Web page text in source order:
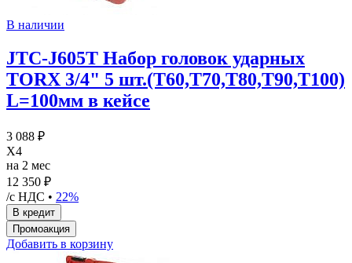
В наличии
JTC-J605T Набор головок ударных
TORX 3/4" 5 шт.(T60,T70,T80,T90,T100)
L=100мм в кейсе
3 088 ₽
X4
на 2 мес
12 350 ₽
/с НДС • 22%
Добавить в корзину